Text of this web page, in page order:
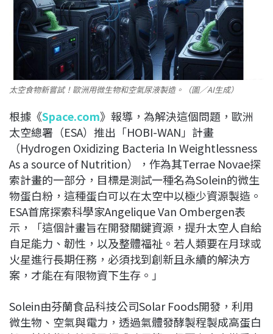
太空食物新嘗試！歐洲用微生物和空氣尿液製造。（圖／AI生成）
根據《Space.com》報導，為解決這個問題，歐洲
太空總署（ESA）推出「HOBI-WAN」計畫
（Hydrogen Oxidizing Bacteria In Weightlessness
As a source of Nutrition），作為其Terrae Novae探
索計畫的一部分，目標是測試一種名為Solein的微生
物蛋白粉，這種蛋白可以在太空中以極少資源製造。
ESA首席探索科學家Angelique Van Ombergen表
示，「這個計畫旨在開發關鍵資源，提升太空人自給
自足能力、韌性，以及整體福祉。若人類要在月球或
火星進行長期任務，必須找到創新且永續的解決方
案，才能在有限物資下生存。」
Solein由芬蘭食品科技公司Solar Foods開發，利用
微生物、空氣與電力，透過氣體發酵製程製成高蛋白